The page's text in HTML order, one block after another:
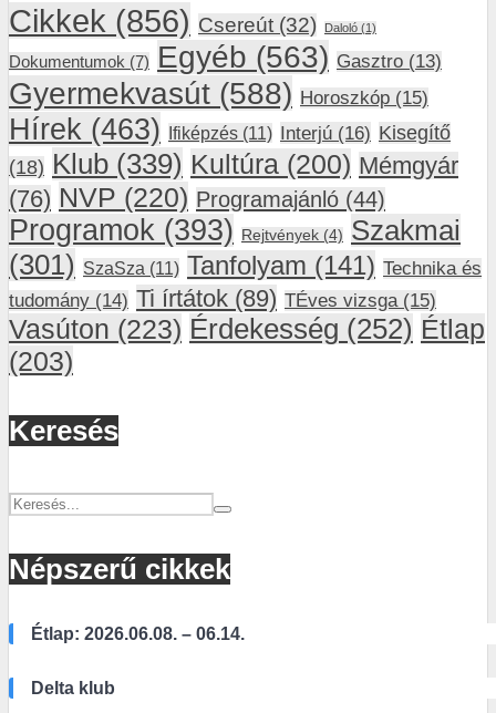
Cikkek (856) Csereút (32) Daloló (1)
Dokumentumok (7) Egyéb (563) Gasztro (13)
Gyermekvasút (588) Horoszkóp (15)
Hírek (463) Ifiképzés (11) Interjú (16) Kisegítő
(18) Klub (339) Kultúra (200) Mémgyár
(76) NVP (220) Programajánló (44)
Programok (393) Rejtvények (4) Szakmai
(301) SzaSza (11) Tanfolyam (141) Technika és
tudomány (14) Ti írtátok (89) TÉves vizsga (15)
Vasúton (223) Érdekesség (252) Étlap
(203)
Keresés
Népszerű cikkek
Étlap: 2026.06.08. – 06.14.
Delta klub